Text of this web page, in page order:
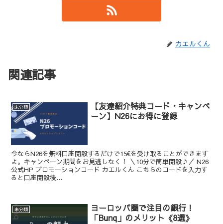
カエルくん
関連記事
未分類
【友達紹介特典コード・キャンペ
ーン】N26にお得に登録
今ならN26を無料口座開設するだけで15€を受け取ることができます
よ。キャンペーン期間をお見逃しなく！ ＼10分で簡単開設♪／ N26
公式HP プロモーションコード カエルくん こちらのコードを入力す
ると口座開設後...
未分類
ヨーロッパ圏で注目の銀行！
「Bunq」のメリット《8選》